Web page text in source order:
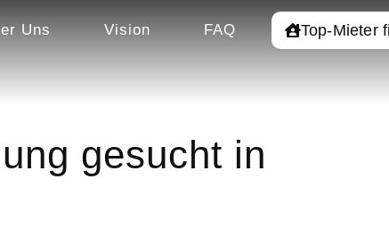
Uns Vision FAQ Top-Mieter
gesucht in